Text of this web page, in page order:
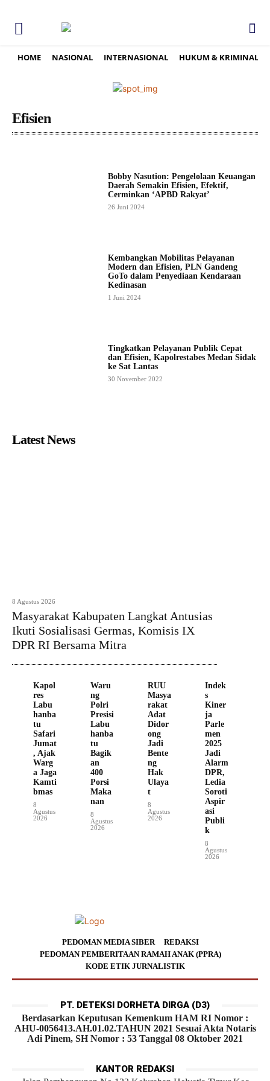
HOME NASIONAL INTERNASIONAL HUKUM & KRIMINAL
Efisien
Bobby Nasution: Pengelolaan Keuangan
Daerah Semakin Efisien, Efektif,
Cerminkan ‘APBD Rakyat’
26 Juni 2024
Kembangkan Mobilitas Pelayanan
Modern dan Efisien, PLN Gandeng
GoTo dalam Penyediaan Kendaraan
Kedinasan
1 Juni 2024
Tingkatkan Pelayanan Publik Cepat
dan Efisien, Kapolrestabes Medan Sidak
ke Sat Lantas
30 November 2022
Latest News
8 Agustus 2026
Masyarakat Kabupaten Langkat Antusias
Ikuti Sosialisasi Germas, Komisis IX
DPR RI Bersama Mitra
Kapol
res
Labu
hanba
tu
Safari
Jumat
, Ajak
Warg
a Jaga
Kamti
bmas
8
Agustus
2026
Waru
ng
Polri
Presisi
Labu
hanba
tu
Bagik
an
400
Porsi
Maka
nan
8
Agustus
2026
RUU
Masya
rakat
Adat
Didor
ong
Jadi
Bente
ng
Hak
Ulaya
t
8
Agustus
2026
Indek
s
Kiner
ja
Parle
men
2025
Jadi
Alarm
DPR,
Ledia
Soroti
Aspir
asi
Publi
k
8
Agustus
2026
PEDOMAN MEDIA SIBER
REDAKSI
PEDOMAN PEMBERITAAN RAMAH ANAK (PPRA)
KODE ETIK JURNALISTIK
PT. DETEKSI DORHETA DIRGA (D3)
Berdasarkan Keputusan Kemenkum HAM RI Nomor :
AHU-0056413.AH.01.02.TAHUN 2021 Sesuai Akta Notaris
Adi Pinem, SH Nomor : 53 Tanggal 08 Oktober 2021
KANTOR REDAKSI